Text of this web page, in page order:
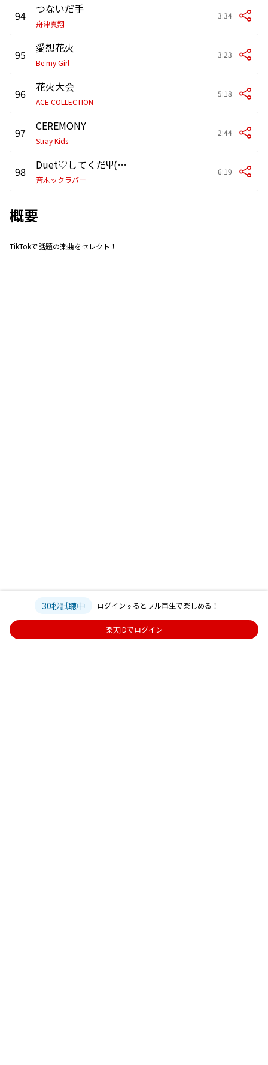
94 つないだ手
舟津真翔
3:34
95 愛想花火
Be my Girl
3:23
96 花火大会
ACE COLLECTION
5:18
97 CEREMONY
Stray Kids
2:44
98 Duet♡してくだΨ(斉木ックラバー ver.)
斉木ックラバー
6:19
概要
TikTokで話題の楽曲をセレクト！
30秒試聴中 ログインするとフル再生で楽しめる！
楽天IDでログイン